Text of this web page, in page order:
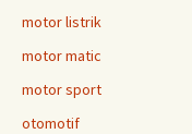
motor listrik
motor matic
motor sport
otomotif